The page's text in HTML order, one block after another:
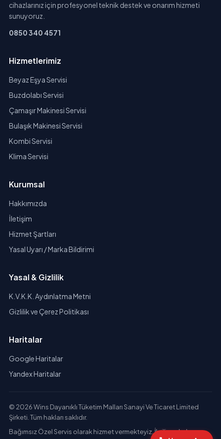
cihazlarınız için profesyonel teknik destek ve onarım hizmeti
sunuyoruz.
0850 340 4571
Hizmetlerimiz
Beyaz Eşya Servisi
Buzdolabı Servisi
Çamaşır Makinesi Servisi
Bulaşık Makinesi Servisi
Kombi Servisi
Klima Servisi
Kurumsal
Hakkımızda
İletişim
Hizmet Şartları
Yasal Uyarı / Marka Bildirimi
Yasal & Gizlilik
K.V.K.K. Aydınlatma Metni
Gizlilik ve Çerez Politikası
Haritalar
Google Haritalar
Yandex Haritalar
© 2026 Wins Dayanıklı Tüketim Malları Sanayi Ve Ticaret Limited
Şirketi. Tüm hakları saklıdır.
Bağımsız Özel Servis olarak hizmet vermekteyiz. İlgili markaların